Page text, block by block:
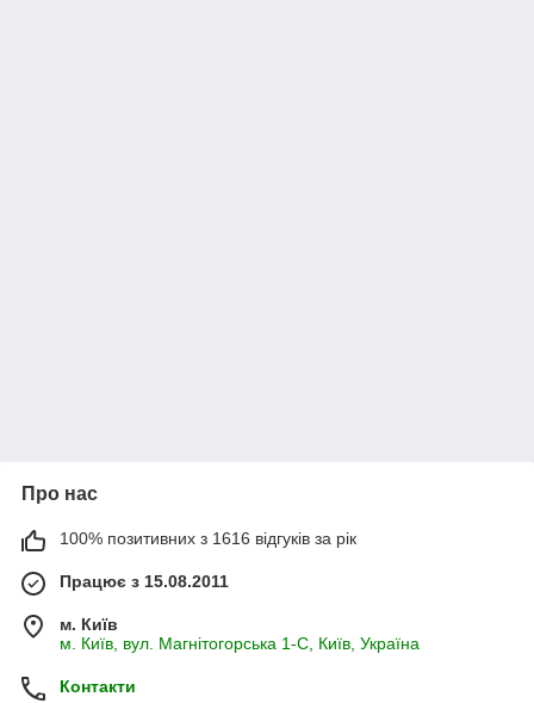
Про нас
100% позитивних з 1616 відгуків за рік
Працює з 15.08.2011
м. Київ
м. Київ, вул. Магнітогорська 1-С, Київ, Україна
Контакти